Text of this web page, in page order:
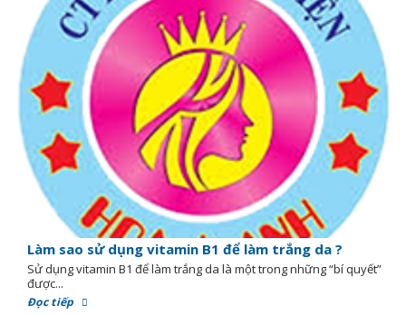
Làm sao sử dụng vitamin B1 để làm trắng da ?
Sử dụng vitamin B1 để làm trắng da là một trong những “bí quyết”
được...
Đọc tiếp